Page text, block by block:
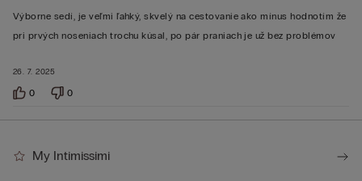
z 5
26. 7. 2025
Výborne sedí, je veľmi ľahký, skvelý na cestovanie ako mínus hodnotím že
pri prvých noseniach trochu kúsal, po pár praniach je už bez problémov
0 0
My Intimissimi